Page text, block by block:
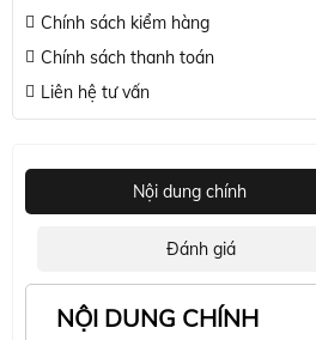
Chính sách kiểm hàng
Chính sách thanh toán
Liên hệ tư vấn
Nội dung chính
Đánh giá
NỘI DUNG CHÍNH